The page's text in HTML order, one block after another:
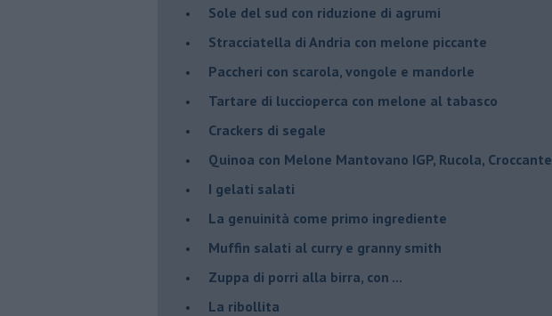
Sole del sud con riduzione di agrumi
Stracciatella di Andria con melone piccante
Paccheri con scarola, vongole e mandorle
Tartare di luccioperca con melone al tabasco
Crackers di segale
Quinoa con Melone Mantovano IGP, Rucola, Croccante
I gelati salati
La genuinità come primo ingrediente
Muffin salati al curry e granny smith
Zuppa di porri alla birra, con ...
La ribollita